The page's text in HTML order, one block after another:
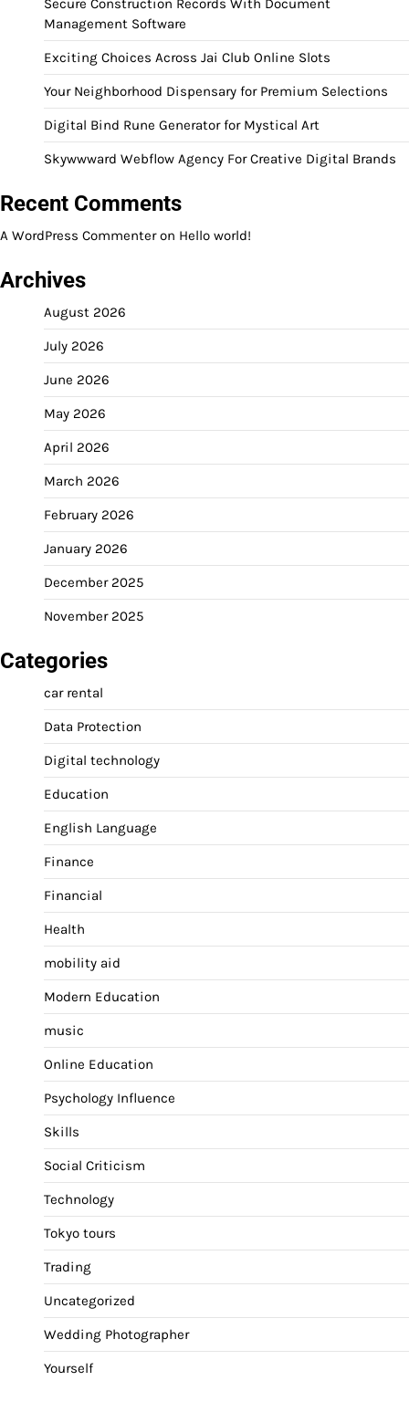
Secure Construction Records With Document
Management Software
Exciting Choices Across Jai Club Online Slots
Your Neighborhood Dispensary for Premium Selections
Digital Bind Rune Generator for Mystical Art
Skywwward Webflow Agency For Creative Digital Brands
Recent Comments
A WordPress Commenteron Hello world!
Archives
August 2026
July 2026
June 2026
May 2026
April 2026
March 2026
February 2026
January 2026
December 2025
November 2025
Categories
car rental
Data Protection
Digital technology
Education
English Language
Finance
Financial
Health
mobility aid
Modern Education
music
Online Education
Psychology Influence
Skills
Social Criticism
Technology
Tokyo tours
Trading
Uncategorized
Wedding Photographer
Yourself